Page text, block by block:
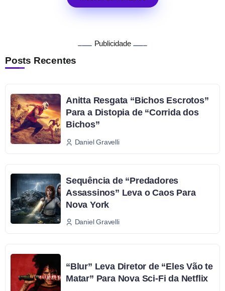
Publicidade
Posts Recentes
Anitta Resgata “Bichos Escrotos”
Para a Distopia de “Corrida dos
Bichos”
Daniel Gravelli
Sequência de “Predadores
Assassinos” Leva o Caos Para
Nova York
Daniel Gravelli
“Blur” Leva Diretor de “Eles Vão te
Matar” Para Nova Sci-Fi da Netflix